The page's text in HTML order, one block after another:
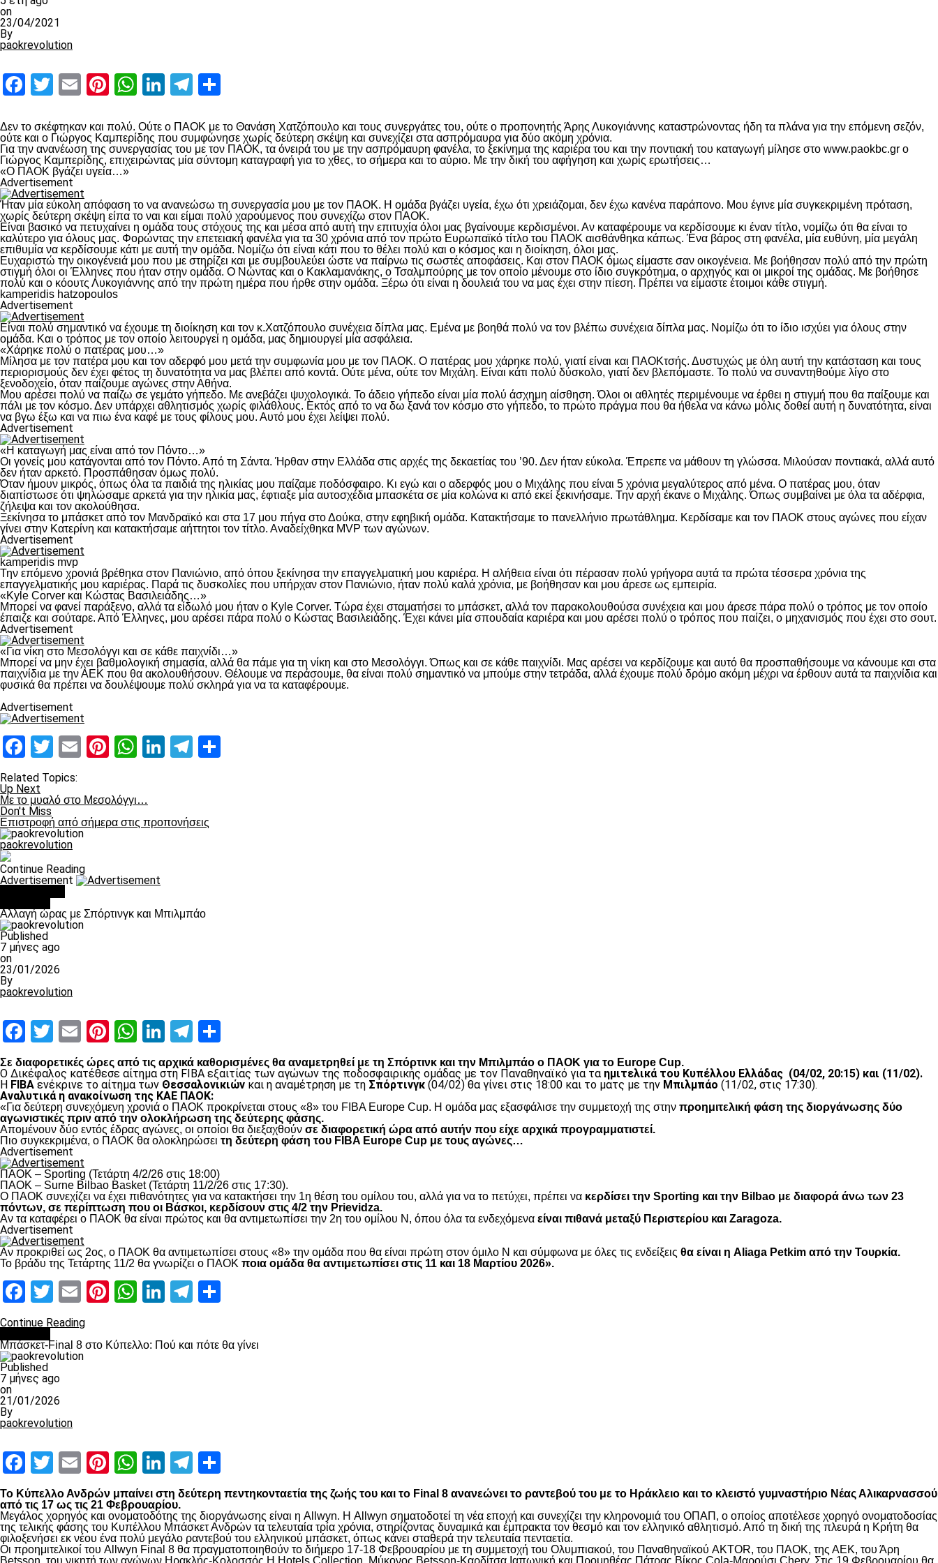
on
23/04/2021
By
paokrevolution
Facebook
Twitter
EmailPinterest
WhatsApp
LinkedIn
Telegram
Δεν το σκέφτηκαν και πολύ. Ούτε ο ΠΑΟΚ με το Θανάση Χατζόπουλο και τους συνεργάτες του, ούτε ο προπονητής Άρης Λυκογιάννης καταστρώνοντας ήδη τα πλάνα για την επόμενη σεζόν,
ούτε και ο Γιώργος Καμπερίδης που συμφώνησε χωρίς δεύτερη σκέψη και συνεχίζει στα ασπρόμαυρα για δύο ακόμη χρόνια.
Για την ανανέωση της συνεργασίας του με τον ΠΑΟΚ, τα όνειρά του με την ασπρόμαυρη φανέλα, το ξεκίνημα της καριέρα του και την ποντιακή του καταγωγή μίλησε στο www.paokbc.gr ο
Γιώργος Καμπερίδης, επιχειρώντας μία σύντομη καταγραφή για το χθες, το σήμερα και το αύριο. Με την δική του αφήγηση και χωρίς ερωτήσεις…
«Ο ΠΑΟΚ βγάζει υγεία…»
Advertisement
Ήταν μία εύκολη απόφαση το να ανανεώσω τη συνεργασία μου με τον ΠΑΟΚ. Η ομάδα βγάζει υγεία, έχω ότι χρειάζομαι, δεν έχω κανένα παράπονο. Μου έγινε μία συγκεκριμένη πρόταση,
χωρίς δεύτερη σκέψη είπα το ναι και είμαι πολύ χαρούμενος που συνεχίζω στον ΠΑΟΚ.
Είναι βασικό να πετυχαίνει η ομάδα τους στόχους της και μέσα από αυτή την επιτυχία όλοι μας βγαίνουμε κερδισμένοι. Αν καταφέρουμε να κερδίσουμε κι έναν τίτλο, νομίζω ότι θα είναι το
καλύτερο για όλους μας. Φορώντας την επετειακή φανέλα για τα 30 χρόνια από τον πρώτο Ευρωπαϊκό τίτλο του ΠΑΟΚ αισθάνθηκα κάπως. Ένα βάρος στη φανέλα, μία ευθύνη, μία μεγάλη
επιθυμία να κερδίσουμε κάτι με αυτή την ομάδα. Νομίζω ότι είναι κάτι που το θέλει πολύ και ο κόσμος και η διοίκηση, όλοι μας.
Ευχαριστώ την οικογένειά μου που με στηρίζει και με συμβουλεύει ώστε να παίρνω τις σωστές αποφάσεις. Και στον ΠΑΟΚ όμως είμαστε σαν οικογένεια. Με βοήθησαν πολύ από την πρώτη
στιγμή όλοι οι Έλληνες που ήταν στην ομάδα. Ο Νώντας και ο Κακλαμανάκης, ο Τσαλμπούρης με τον οποίο μένουμε στο ίδιο συγκρότημα, ο αρχηγός και οι μικροί της ομάδας. Με βοήθησε
πολύ και ο κόουτς Λυκογιάννης από την πρώτη ημέρα που ήρθε στην ομάδα. Ξέρω ότι είναι η δουλειά του να μας έχει στην πίεση. Πρέπει να είμαστε έτοιμοι κάθε στιγμή.
kamperidis hatzopoulos
Advertisement
Είναι πολύ σημαντικό να έχουμε τη διοίκηση και τον κ.Χατζόπουλο συνέχεια δίπλα μας. Εμένα με βοηθά πολύ να τον βλέπω συνέχεια δίπλα μας. Νομίζω ότι το ίδιο ισχύει για όλους στην
ομάδα. Και ο τρόπος με τον οποίο λειτουργεί η ομάδα, μας δημιουργεί μία ασφάλεια.
«Χάρηκε πολύ ο πατέρας μου…»
Μίλησα με τον πατέρα μου και τον αδερφό μου μετά την συμφωνία μου με τον ΠΑΟΚ. Ο πατέρας μου χάρηκε πολύ, γιατί είναι και ΠΑΟΚτσής. Δυστυχώς με όλη αυτή την κατάσταση και τους
περιορισμούς δεν έχει φέτος τη δυνατότητα να μας βλέπει από κοντά. Ούτε μένα, ούτε τον Μιχάλη. Είναι κάτι πολύ δύσκολο, γιατί δεν βλεπόμαστε. Το πολύ να συναντηθούμε λίγο στο
ξενοδοχείο, όταν παίζουμε αγώνες στην Αθήνα.
Μου αρέσει πολύ να παίζω σε γεμάτο γήπεδο. Με ανεβάζει ψυχολογικά. Το άδειο γήπεδο είναι μία πολύ άσχημη αίσθηση. Όλοι οι αθλητές περιμένουμε να έρθει η στιγμή που θα παίξουμε και
πάλι με τον κόσμο. Δεν υπάρχει αθλητισμός χωρίς φιλάθλους. Εκτός από το να δω ξανά τον κόσμο στο γήπεδο, το πρώτο πράγμα που θα ήθελα να κάνω μόλις δοθεί αυτή η δυνατότητα, είναι
να βγω έξω και να πιω ένα καφέ με τους φίλους μου. Αυτό μου έχει λείψει πολύ.
Advertisement
«Η καταγωγή μας είναι από τον Πόντο…»
Οι γονείς μου κατάγονται από τον Πόντο. Από τη Σάντα. Ήρθαν στην Ελλάδα στις αρχές της δεκαετίας του ’90. Δεν ήταν εύκολα. Έπρεπε να μάθουν τη γλώσσα. Μιλούσαν ποντιακά, αλλά αυτό
δεν ήταν αρκετό. Προσπάθησαν όμως πολύ.
Όταν ήμουν μικρός, όπως όλα τα παιδιά της ηλικίας μου παίζαμε ποδόσφαιρο. Κι εγώ και ο αδερφός μου ο Μιχάλης που είναι 5 χρόνια μεγαλύτερος από μένα. Ο πατέρας μου, όταν
διαπίστωσε ότι ψηλώσαμε αρκετά για την ηλικία μας, έφτιαξε μία αυτοσχέδια μπασκέτα σε μία κολώνα κι από εκεί ξεκινήσαμε. Την αρχή έκανε ο Μιχάλης. Όπως συμβαίνει με όλα τα αδέρφια,
ζήλεψα και τον ακολούθησα.
Ξεκίνησα το μπάσκετ από τον Μανδραϊκό και στα 17 μου πήγα στο Δούκα, στην εφηβική ομάδα. Κατακτήσαμε το πανελλήνιο πρωτάθλημα. Κερδίσαμε και τον ΠΑΟΚ στους αγώνες που είχαν
γίνει στην Κατερίνη και κατακτήσαμε αήττητοι τον τίτλο. Αναδείχθηκα MVP των αγώνων.
Advertisement
kamperidis mvp
Την επόμενο χρονιά βρέθηκα στον Πανιώνιο, από όπου ξεκίνησα την επαγγελματική μου καριέρα. Η αλήθεια είναι ότι πέρασαν πολύ γρήγορα αυτά τα πρώτα τέσσερα χρόνια της
επαγγελματικής μου καριέρας. Παρά τις δυσκολίες που υπήρχαν στον Πανιώνιο, ήταν πολύ καλά χρόνια, με βοήθησαν και μου άρεσε ως εμπειρία.
«Kyle Corver και Κώστας Βασιλειάδης…»
Μπορεί να φανεί παράξενο, αλλά τα είδωλό μου ήταν ο Kyle Corver. Τώρα έχει σταματήσει το μπάσκετ, αλλά τον παρακολουθούσα συνέχεια και μου άρεσε πάρα πολύ ο τρόπος με τον οποίο
έπαιζε και σούταρε. Από Έλληνες, μου αρέσει πάρα πολύ ο Κώστας Βασιλειάδης. Έχει κάνει μία σπουδαία καριέρα και μου αρέσει πολύ ο τρόπος που παίζει, ο μηχανισμός που έχει στο σουτ.
Advertisement
«Για νίκη στο Μεσολόγγι και σε κάθε παιχνίδι…»
Μπορεί να μην έχει βαθμολογική σημασία, αλλά θα πάμε για τη νίκη και στο Μεσολόγγι. Όπως και σε κάθε παιχνίδι. Μας αρέσει να κερδίζουμε και αυτό θα προσπαθήσουμε να κάνουμε και στα
παιχνίδια με την ΑΕΚ που θα ακολουθήσουν. Θέλουμε να περάσουμε, θα είναι πολύ σημαντικό να μπούμε στην τετράδα, αλλά έχουμε πολύ δρόμο ακόμη μέχρι να έρθουν αυτά τα παιχνίδια και
φυσικά θα πρέπει να δουλέψουμε πολύ σκληρά για να τα καταφέρουμε.
Advertisement
Facebook
Twitter
EmailPinterest
WhatsApp
LinkedIn
Telegram
Related Topics:
Up Next
Με το μυαλό στο Μεσολόγγι…
Don't Miss
Επιστροφή από σήμερα στις προπονήσεις
paokrevolution
Continue Reading
Advertisement
Αλλαγή ώρας με Σπόρτινγκ και Μπιλμπάο
Published
7 μήνες ago
on
23/01/2026
By
paokrevolution
Facebook
Twitter
EmailPinterest
WhatsApp
LinkedIn
Telegram
Σε διαφορετικές ώρες από τις αρχικά καθορισμένες θα αναμετρηθεί με τη Σπόρτινκ και την Μπιλμπάο ο ΠΑΟΚ για το Europe Cup.
Ο Δικέφαλος κατέθεσε αίτημα στη FIBA εξαιτίας των αγώνων της ποδοσφαιρικής ομάδας με τον Παναθηναϊκό για τα ημιτελικά του Κυπέλλου Ελλάδας (04/02, 20:15) και (11/02).
Η FIBA ενέκρινε το αίτημα των Θεσσαλονικιών και η αναμέτρηση με τη Σπόρτινγκ (04/02) θα γίνει στις 18:00 και το ματς με την Μπιλμπάο (11/02, στις 17:30).
Αναλυτικά η ανακοίνωση της ΚΑΕ ΠΑΟΚ:
«Για δεύτερη συνεχόμενη χρονιά ο ΠΑΟΚ προκρίνεται στους «8» του FIBA Europe Cup. H ομάδα μας εξασφάλισε την συμμετοχή της στην προημιτελική φάση της διοργάνωσης δύο
αγωνιστικές πριν από την ολοκλήρωση της δεύτερης φάσης.
Απομένουν δύο εντός έδρας αγώνες, οι οποίοι θα διεξαχθούν σε διαφορετική ώρα από αυτήν που είχε αρχικά προγραμματιστεί.
Πιο συγκεκριμένα, ο ΠΑΟΚ θα ολοκληρώσει τη δεύτερη φάση του FIBA Europe Cup με τους αγώνες…
Advertisement
ΠΑΟΚ – Sporting (Τετάρτη 4/2/26 στις 18:00)
ΠΑΟΚ – Surne Bilbao Basket (Τετάρτη 11/2/26 στις 17:30).
Ο ΠΑΟΚ συνεχίζει να έχει πιθανότητες για να κατακτήσει την 1η θέση του ομίλου του, αλλά για να το πετύχει, πρέπει να κερδίσει την Sporting και την Bilbao με διαφορά άνω των 23
πόντων, σε περίπτωση που οι Βάσκοι, κερδίσουν στις 4/2 την Prievidza.
Αν τα καταφέρει ο ΠΑΟΚ θα είναι πρώτος και θα αντιμετωπίσει την 2η του ομίλου Ν, όπου όλα τα ενδεχόμενα είναι πιθανά μεταξύ Περιστερίου και Zaragoza.
Advertisement
Αν προκριθεί ως 2ος, ο ΠΑΟΚ θα αντιμετωπίσει στους «8» την ομάδα που θα είναι πρώτη στον όμιλο Ν και σύμφωνα με όλες τις ενδείξεις θα είναι η Aliaga Petkim από την Τουρκία.
Το βράδυ της Τετάρτης 11/2 θα γνωρίζει ο ΠΑΟΚ ποια ομάδα θα αντιμετωπίσει στις 11 και 18 Μαρτίου 2026».
Facebook
Twitter
EmailPinterest
WhatsApp
LinkedIn
Telegram
Continue Reading
Μπάσκετ-Final 8 στο Κύπελλο: Πού και πότε θα γίνει
Published
7 μήνες ago
on
21/01/2026
By
paokrevolution
Facebook
Twitter
EmailPinterest
WhatsApp
LinkedIn
Telegram
Το Κύπελλο Ανδρών μπαίνει στη δεύτερη πεντηκονταετία της ζωής του και το Final 8 ανανεώνει το ραντεβού του με το Ηράκλειο και το κλειστό γυμναστήριο Νέας Αλικαρνασσού
από τις 17 ως τις 21 Φεβρουαρίου.
Μεγάλος χορηγός και ονοματοδότης της διοργάνωσης είναι η Allwyn. Η Allwyn σηματοδοτεί τη νέα εποχή και συνεχίζει την κληρονομιά του ΟΠΑΠ, ο οποίος αποτέλεσε χορηγό ονοματοδοσίας
της τελικής φάσης του Κυπέλλου Μπάσκετ Ανδρών τα τελευταία τρία χρόνια, στηρίζοντας δυναμικά και έμπρακτα τον θεσμό και τον ελληνικό αθλητισμό. Από τη δική της πλευρά η Κρήτη θα
φιλοξενήσει εκ νέου ένα πολύ μεγάλο ραντεβού του ελληνικού μπάσκετ, όπως κάνει σταθερά την τελευταία πενταετία.
Οι προημιτελικοί του Allwyn Final 8 θα πραγματοποιηθούν το διήμερο 17-18 Φεβρουαρίου με τη συμμετοχή του Ολυμπιακού, του Παναθηναϊκού AKTOR, του ΠΑΟΚ, της ΑΕΚ, του Άρη
Betsson, του νικητή των αγώνων Ηρακλής-Κολοσσός H Hotels Collection, Μύκονος Betsson-Καρδίτσα Ιαπωνική και Προμηθέας Πάτρας Βίκος Cola-Μαρούσι Chery. Στις 19 Φεβρουαρίου θα